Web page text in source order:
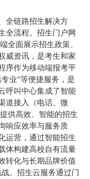
更多>>
来华留学生教学管
学生综合服务平台
数据驾驶舱
统一信息门户
智能钥匙柜管理系统
全链路招生解决方
全流程。招生门户网
全面展示招生政策、
威资讯，是考生和家
序作为移动端报考平
业”等便捷服务，是
呼叫中心集成了智能
道接入（电话、微
供高效、智能的招生
响应效率与服务质
运营，通过智能招生
体构建高校自有流量
转化与长期品牌价值
。招生云服务通过门